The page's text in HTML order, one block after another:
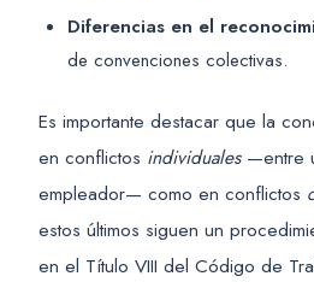
Diferencias en el
de convenciones colectivas.
Es importante destacar que la
en conflictos individuales—entre
empleador— como en conflictos
estos últimos siguen un
en el Título VIII del Código de